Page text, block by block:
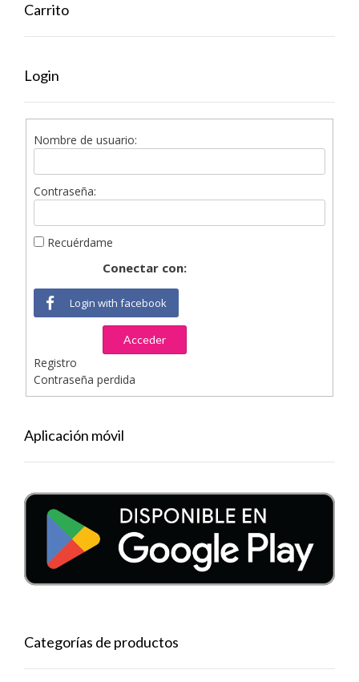
Carrito
Login
Nombre de usuario:
Contraseña:
Recuérdame
Conectar con:
Login with facebook
Acceder
Registro
Contraseña perdida
Aplicación móvil
Categorías de productos